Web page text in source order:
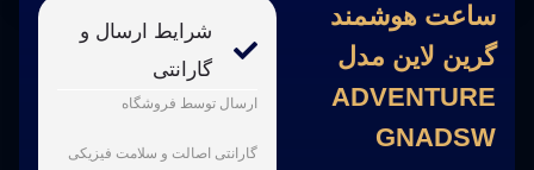
ساعت هوشمند
گرین لاین مدل
ADVENTURE
GNADSW
شرایط ارسال و
گارانتی
ارسال توسط فروشگاه
گارانتی اصالت و سلامت فیزیکی